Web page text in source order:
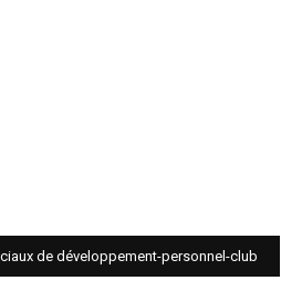
de développement-personnel-club